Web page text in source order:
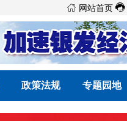
 网站首页 
政策法规 专题园地